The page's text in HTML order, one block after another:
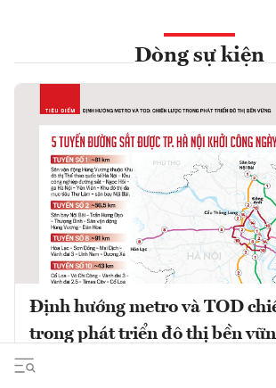
Dòng sự kiện
Định hướng metro và TOD
trong phát triển đô thị bền
Phát triển đô thị theo định hướng